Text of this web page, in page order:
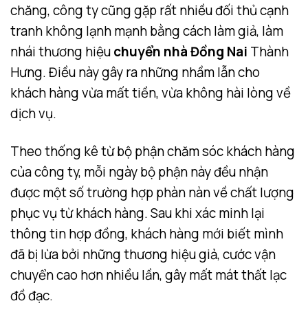
chăng, công ty cũng gặp rất nhiều đối thủ cạnh
tranh không lạnh mạnh bằng cách làm giả, làm
nhái thương hiệuchuyển nhà Đồng Nai Thành
Hưng. Điều này gây ra những nhầm lẫn cho
khách hàng vừa mất tiền, vừa không hài lòng về
dịch vụ.
Theo thống kê từ bộ phận chăm sóc khách hàng
của công ty, mỗi ngày bộ phận này đều nhận
được một số trường hợp phàn nàn về chất lượng
phục vụ từ khách hàng. Sau khi xác minh lại
thông tin hợp đồng, khách hàng mới biết mình
đã bị lừa bởi những thương hiệu giả, cước vận
chuyển cao hơn nhiều lần, gây mất mát thất lạc
đồ đạc.